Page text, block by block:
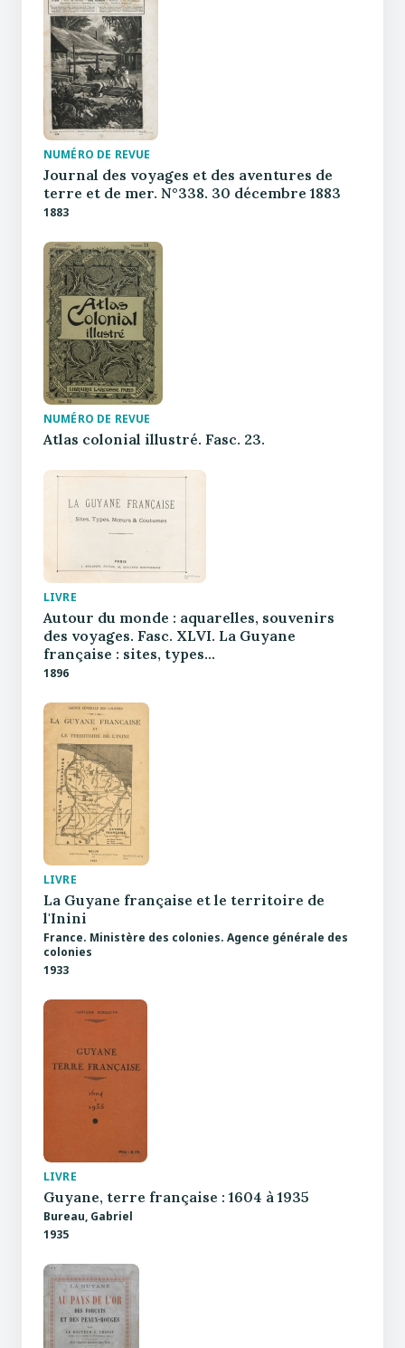
NUMÉRO DE REVUE
Journal des voyages et des aventures de
terre et de mer. N°338. 30 décembre 1883
1883
NUMÉRO DE REVUE
Atlas colonial illustré. Fasc. 23.
LIVRE
Autour du monde : aquarelles, souvenirs
des voyages. Fasc. XLVI. La Guyane
française : sites, types…
1896
LIVRE
La Guyane française et le territoire de
l'Inini
France. Ministère des colonies. Agence générale des
colonies
1933
LIVRE
Guyane, terre française : 1604 à 1935
Bureau, Gabriel
1935